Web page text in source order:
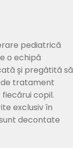
pediatrică
o echipă
și pregătită să
tratament
copil.
exclusiv în
decontate